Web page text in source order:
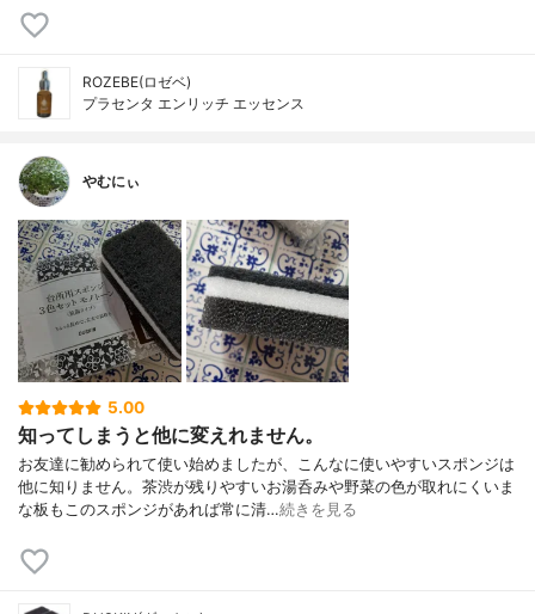
ROZEBE(ロゼベ)
プラセンタ エンリッチ エッセンス
やむにぃ
5.00
知ってしまうと他に変えれません。
お友達に勧められて使い始めましたが、こんなに使いやすいスポンジは
他に知りません。茶渋が残りやすいお湯呑みや野菜の色が取れにくいま
な板もこのスポンジがあれば常に清…続きを見る